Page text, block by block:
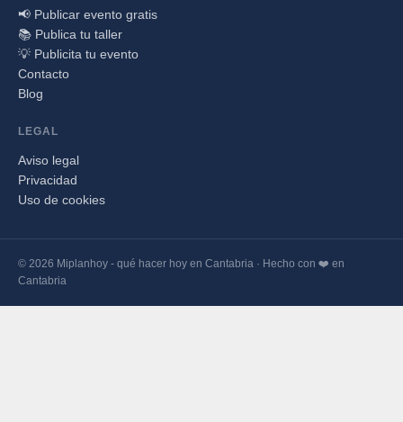
📢 Publicar evento gratis
📚 Publica tu taller
💡 Publicita tu evento
Contacto
Blog
LEGAL
Aviso legal
Privacidad
Uso de cookies
© 2026 Miplanhoy - qué hacer hoy en Cantabria · Hecho con ❤️ en
Cantabria